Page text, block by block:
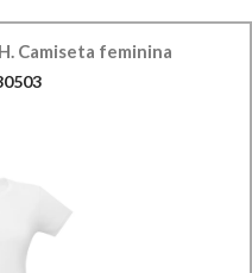
Camiseta feminina